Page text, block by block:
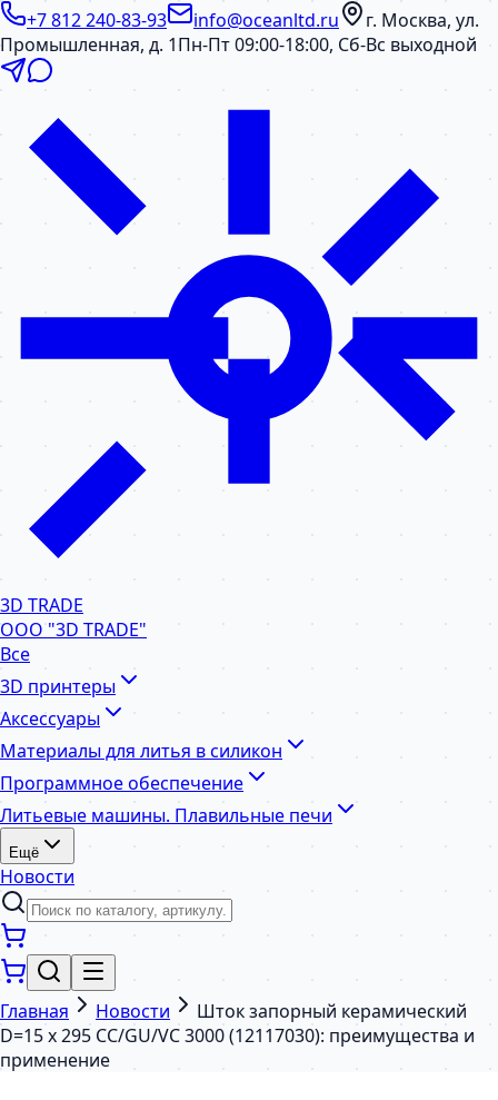
+7 812 240-83-93 info@oceanltd.ru
г. Москва, ул.
Промышленная, д. 1Пн-Пт 09:00-18:00, Сб-Вс выходной
3D TRADE
ООО "3D TRADE"
Все
3D принтеры
Аксессуары
Материалы для литья в силикон
Программное обеспечение
Литьевые машины. Плавильные печи
Ещё
Новости
Главная Новости
Шток запорный керамический
D=15 х 295 CC/GU/VC 3000 (12117030): преимущества и
применение